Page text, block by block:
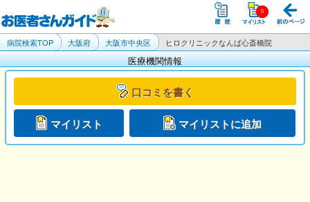
病院検索TOP 大阪府 大阪市中央区 ヒロクリニックなんば心斎橋院
医療機関情報
口コミを書く
マイリスト マイリストに追加